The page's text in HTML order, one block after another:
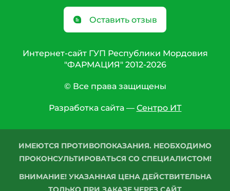
Оставить отзыв
Интернет-сайт ГУП Республики Мордовия
"ФАРМАЦИЯ" 2012-2026
© Все права защищены
Разработка сайта — Сентро ИТ
ИМЕЮТСЯ ПРОТИВОПОКАЗАНИЯ. НЕОБХОДИМО
ПРОКОНСУЛЬТИРОВАТЬСЯ СО СПЕЦИАЛИСТОМ!
ВНИМАНИЕ! УКАЗАННАЯ ЦЕНА ДЕЙСТВИТЕЛЬНА